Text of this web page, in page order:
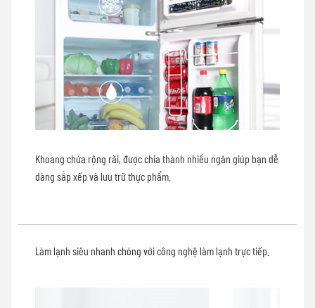
Khoang chứa rộng rãi, được chia thành nhiều ngăn giúp bạn dễ
dàng sắp xếp và lưu trữ thực phẩm.
Làm lạnh siêu nhanh chóng với công nghệ làm lạnh trực tiếp.